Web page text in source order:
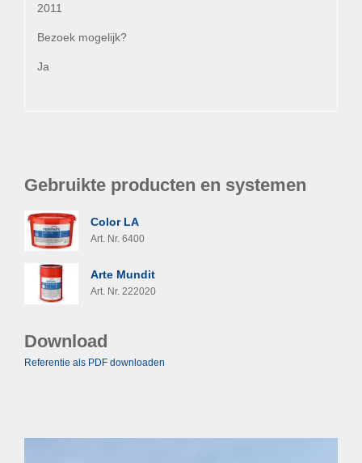
2011
Bezoek mogelijk?
Ja
Gebruikte producten en systemen
Color LA
Art. Nr. 6400
Arte Mundit
Art. Nr. 222020
Download
Referentie als PDF downloaden